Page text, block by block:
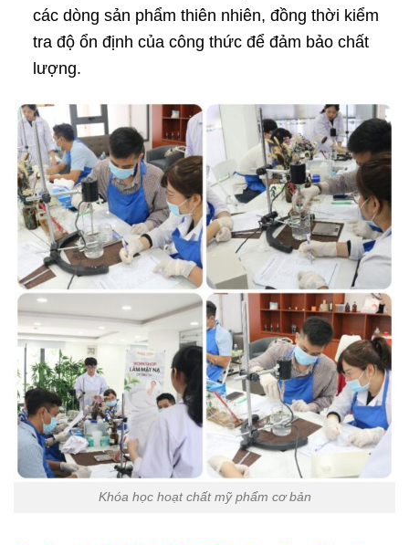
các dòng sản phẩm thiên nhiên, đồng thời kiểm
tra độ ổn định của công thức để đảm bảo chất
lượng.
Khóa học hoạt chất mỹ phẩm cơ bản